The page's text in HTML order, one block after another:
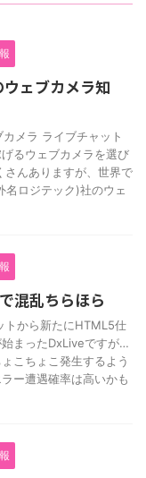
ェブカメラ知
メラ ライブチャット
るウェブカメラを選び
さんありますが、世界で
名ロジテック)社のウェ
混乱ちらほら
トから新たにHTML5仕
まったDxLiveですが…
こちょこ発生するよう
ー遭遇確率は高いかも